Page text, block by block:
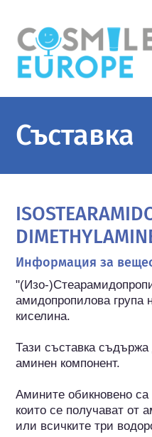
Съставка
Информация за
"(Изо-
амидопропилова група
киселина.
Тази съставка
аминен компонент.
Амините обикновено
които се получават от
или всичките три